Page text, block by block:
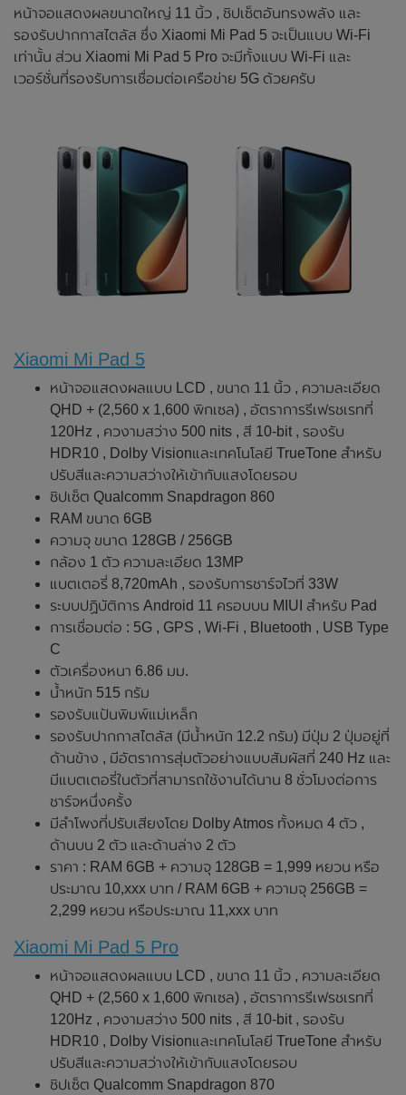
หน้าจอแสดงผลขนาดใหญ่ 11 นิ้ว , ชิปเซ็ตอันทรงพลัง และ
รองรับปากกาสไตลัส ซึ่ง Xiaomi Mi Pad 5 จะเป็นแบบ Wi-Fi
เท่านั้น ส่วน Xiaomi Mi Pad 5 Pro จะมีทั้งแบบ Wi-Fi และ
เวอร์ชั่นที่รองรับการเชื่อมต่อเครือข่าย 5G ด้วยครับ
Xiaomi Mi Pad 5
หน้าจอแสดงผลแบบ LCD , ขนาด 11 นิ้ว , ความละเอียด
QHD + (2,560 x 1,600 พิกเซล) , อัตราการรีเฟรชเรทที่
120Hz , ควงามสว่าง 500 nits , สี 10-bit , รองรับ
HDR10 , Dolby Visionและเทคโนโลยี TrueTone สำหรับ
ปรับสีและความสว่างให้เข้ากับแสงโดยรอบ
ชิปเซ็ต Qualcomm Snapdragon 860
RAM ขนาด 6GB
ความจุ ขนาด 128GB / 256GB
กล้อง 1 ตัว ความละเอียด 13MP
แบตเตอรี่ 8,720mAh , รองรับการชาร์จไวที่ 33W
ระบบปฏิบัติการ Android 11 ครอบบน MIUI สำหรับ Pad
การเชื่อมต่อ : 5G , GPS , Wi-Fi , Bluetooth , USB Type
C
ตัวเครื่องหนา 6.86 มม.
น้ำหนัก 515 กรัม
รองรับแป้นพิมพ์แม่เหล็ก
รองรับปากกาสไตลัส (มีน้ำหนัก 12.2 กรัม) มีปุ่ม 2 ปุ่มอยู่ที่
ด้านข้าง , มีอัตราการสุ่มตัวอย่างแบบสัมผัสที่ 240 Hz และ
มีแบตเตอรี่ในตัวที่สามารถใช้งานได้นาน 8 ชั่วโมงต่อการ
ชาร์จหนึ่งครั้ง
มีลำโพงที่ปรับเสียงโดย Dolby Atmos ทั้งหมด 4 ตัว ,
ด้านบน 2 ตัว และด้านล่าง 2 ตัว
ราคา : RAM 6GB + ความจุ 128GB = 1,999 หยวน หรือ
ประมาณ 10,xxx บาท / RAM 6GB + ความจุ 256GB =
2,299 หยวน หรือประมาณ 11,xxx บาท
Xiaomi Mi Pad 5 Pro
หน้าจอแสดงผลแบบ LCD , ขนาด 11 นิ้ว , ความละเอียด
QHD + (2,560 x 1,600 พิกเซล) , อัตราการรีเฟรชเรทที่
120Hz , ควงามสว่าง 500 nits , สี 10-bit , รองรับ
HDR10 , Dolby Visionและเทคโนโลยี TrueTone สำหรับ
ปรับสีและความสว่างให้เข้ากับแสงโดยรอบ
ชิปเซ็ต Qualcomm Snapdragon 870